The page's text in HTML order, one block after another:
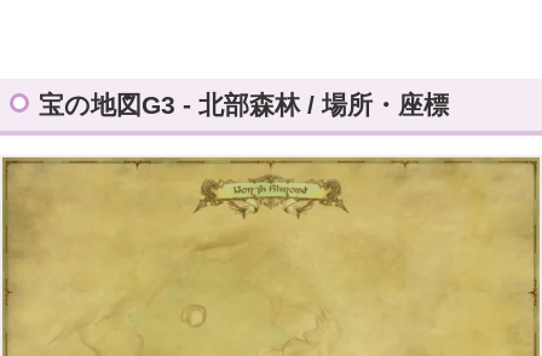
宝の地図G3 - 北部森林 / 場所・座標